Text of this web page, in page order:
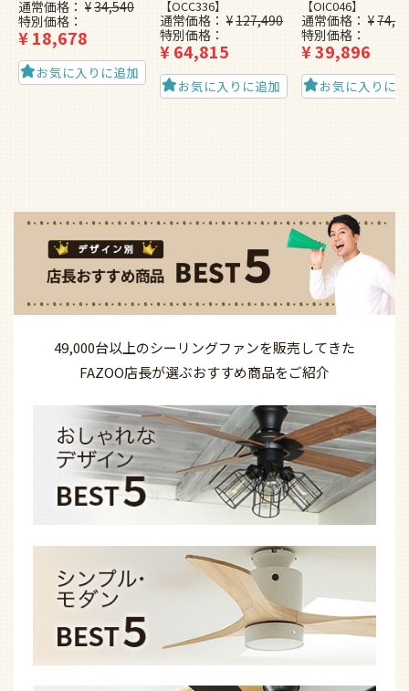
通常価格 ¥34,540
特別価格
¥18,678
お気に入りに追加
【OCC336】
通常価格 ¥127,490
特別価格
¥64,815
お気に入りに追加
【OIC046】
通常価格 ¥
特別価格
¥39,896
お気に入りに
49,000台以上のシーリングファンを販売してきた
FAZOO店長が選ぶおすすめ商品をご紹介